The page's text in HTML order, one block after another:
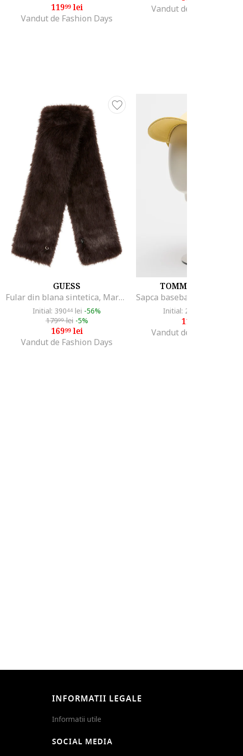
11999lei
Vandut de Fashion Days
Vandut de Fashion Days
GUESS
Fular din blana sintetica, Maro inchis
Initial: 39044 lei -56%
17999lei -5%
16999lei
Vandut de Fashion Days
TOMMY HILFIGER
Initial: 264
119
Vandut de Fashion Days
INFORMATII LEGALE
Informatii utile
SOCIAL MEDIA